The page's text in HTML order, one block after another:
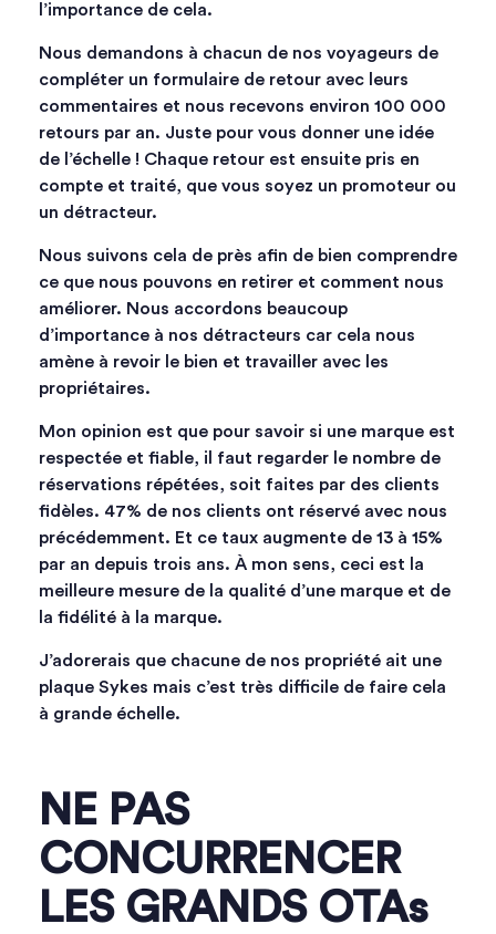
l’importance de cela.
Nous demandons à chacun de nos voyageurs de
compléter un formulaire de retour avec leurs
commentaires et nous recevons environ 100 000
retours par an. Juste pour vous donner une idée
de l’échelle ! Chaque retour est ensuite pris en
compte et traité, que vous soyez un promoteur ou
un détracteur.
Nous suivons cela de près afin de bien comprendre
ce que nous pouvons en retirer et comment nous
améliorer. Nous accordons beaucoup
d’importance à nos détracteurs car cela nous
amène à revoir le bien et travailler avec les
propriétaires.
Mon opinion est que pour savoir si une marque est
respectée et fiable, il faut regarder le nombre de
réservations répétées, soit faites par des clients
fidèles. 47% de nos clients ont réservé avec nous
précédemment. Et ce taux augmente de 13 à 15%
par an depuis trois ans. À mon sens, ceci est la
meilleure mesure de la qualité d’une marque et de
la fidélité à la marque.
J’adorerais que chacune de nos propriété ait une
plaque Sykes mais c’est très difficile de faire cela
à grande échelle.
NE PAS
CONCURRENCER
LES GRANDS OTAs